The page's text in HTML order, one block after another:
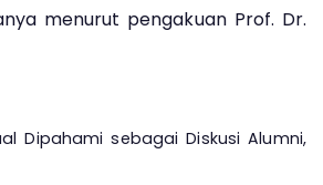
menurut pengakuan Prof. Dr.
Dipahami sebagai Diskusi Alumni,